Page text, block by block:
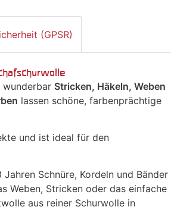
(GPSR)
wunderbar Stricken, Häkeln, Weben
lassen schöne, farbenprächtige
und ist ideal für den
Schnüre, Kordeln und Bänder
Weben, Stricken oder das einfache
aus reiner Schurwolle in